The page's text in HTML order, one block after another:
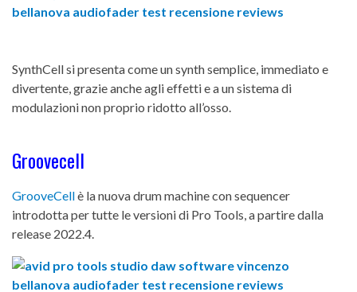
SynthCell si presenta come un synth semplice, immediato e
divertente, grazie anche agli effetti e a un sistema di
modulazioni non proprio ridotto all’osso.
Groovecell
GrooveCellè la nuova drum machine con sequencer
introdotta per tutte le versioni di Pro Tools, a partire dalla
release 2022.4.